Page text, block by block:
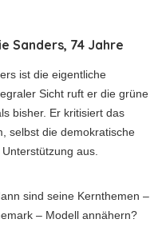
Sanders, 74 Jahre
ist die eigentliche
Sicht ruft er die grüne
bisher. Er kritisiert das
selbst die demokratische
aus.
sind seine Kernthemen –
– Modell annähern?